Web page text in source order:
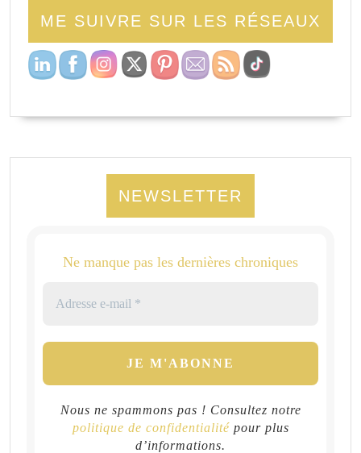
ME SUIVRE SUR LES RÉSEAUX
NEWSLETTER
Ne manque pas les dernières chroniques
Nous ne spammons pas ! Consultez notre
politique de confidentialitépour plus
d’informations.